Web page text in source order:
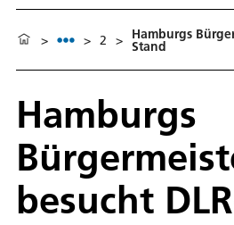
> > 2 > Hamburgs
Stand
Hamburgs
besucht